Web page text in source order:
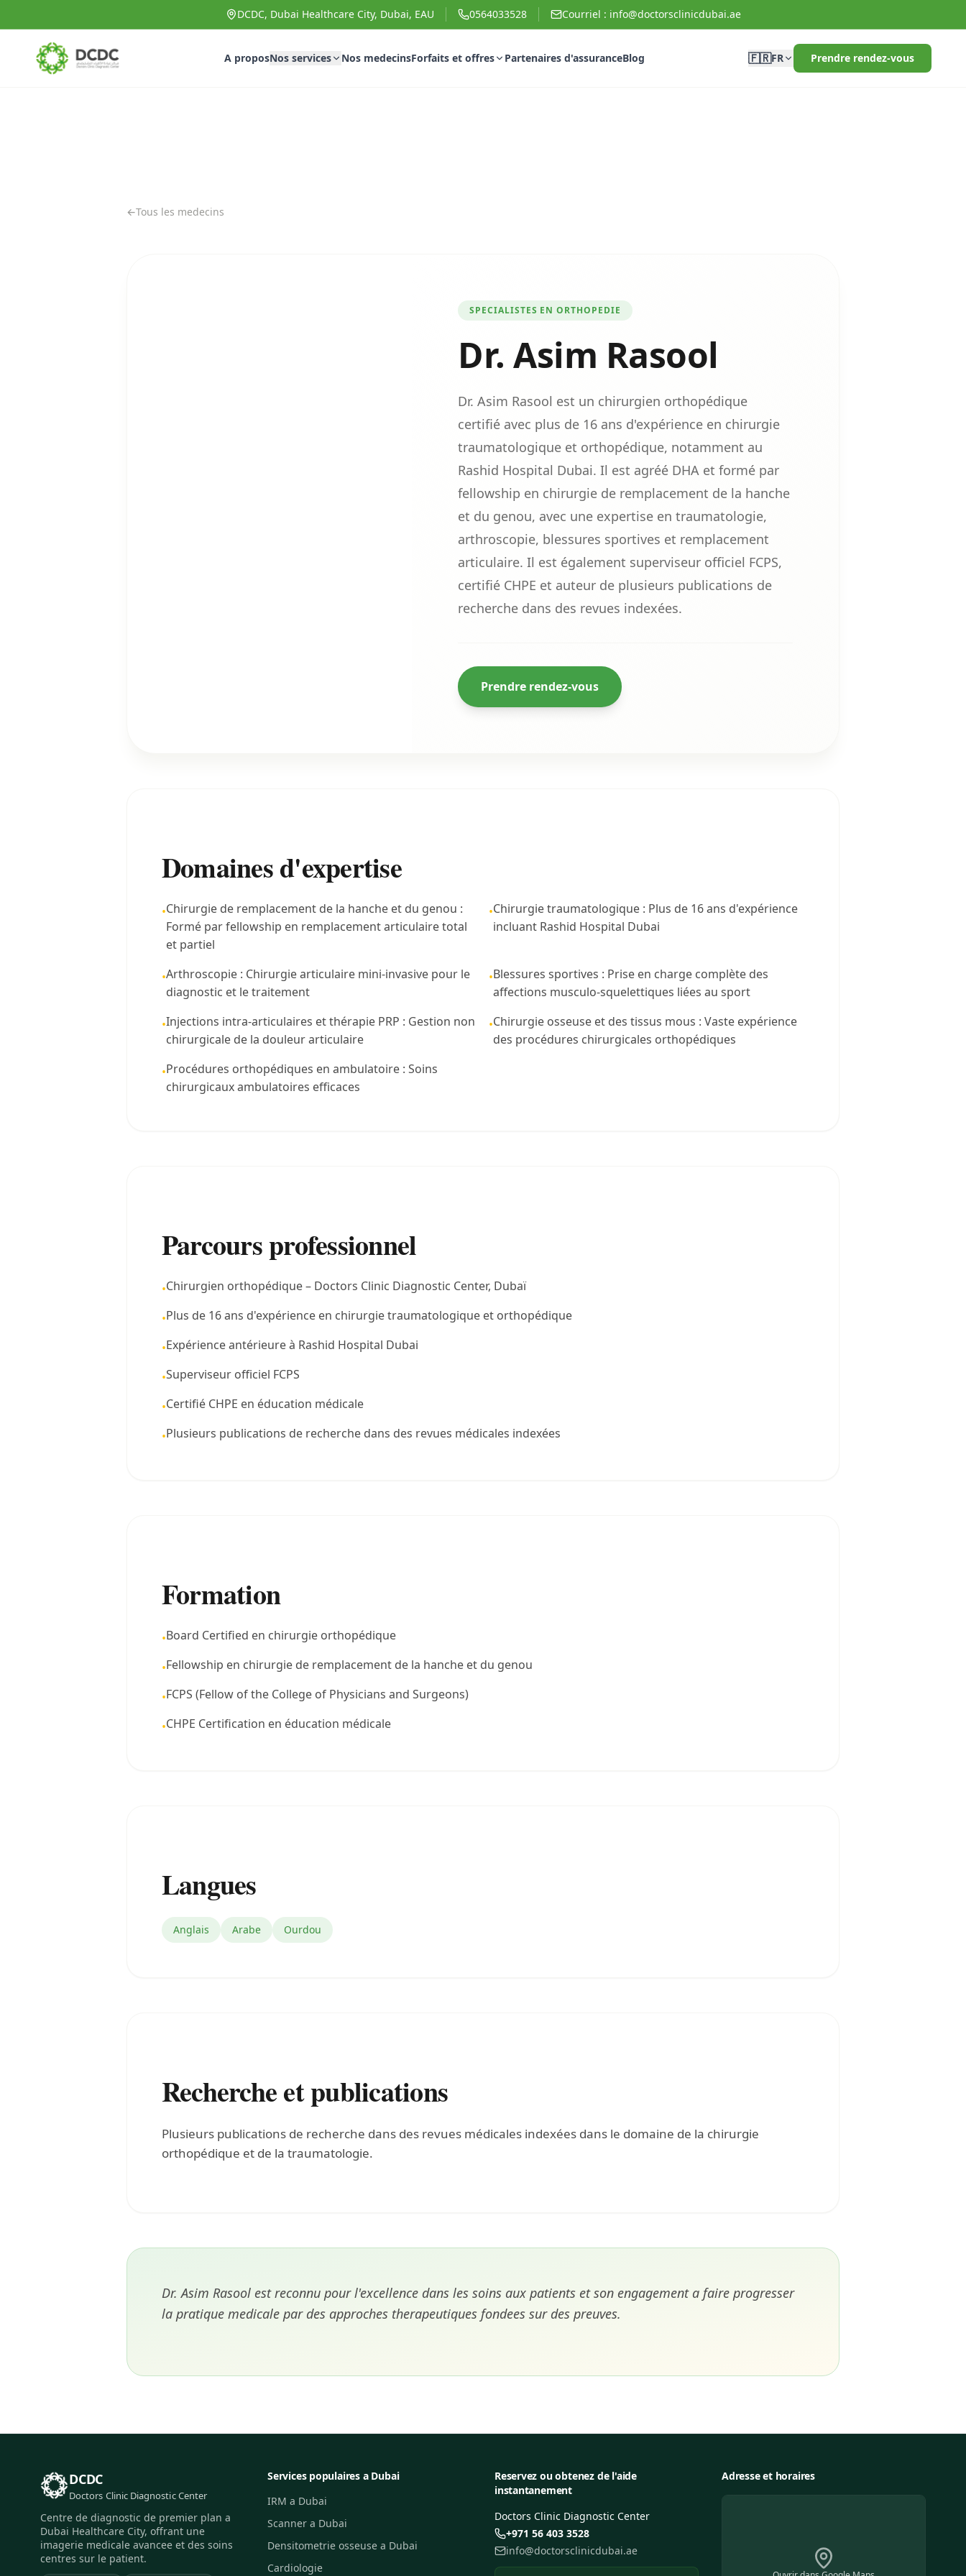
DCDC, Dubai Healthcare City, Dubai, EAU 0564033528 Courriel : info@doctorsclinicdubai.ae
A proposNos services Nos medecinsForfaits et offres Partenaires d'assuranceBlog 🇫🇷FR Prendre rendez-vous
←Tous les medecins
SPECIALISTES EN ORTHOPEDIE
Dr. Asim Rasool
Dr. Asim Rasool est un chirurgien orthopédique
certifié avec plus de 16 ans d'expérience en chirurgie
traumatologique et orthopédique, notamment au
Rashid Hospital Dubai. Il est agréé DHA et formé par
fellowship en chirurgie de remplacement de la hanche
et du genou, avec une expertise en traumatologie,
arthroscopie, blessures sportives et remplacement
articulaire. Il est également superviseur officiel FCPS,
certifié CHPE et auteur de plusieurs publications de
recherche dans des revues indexées.
Prendre rendez-vous
Domaines d'expertise
•Chirurgie de remplacement de la hanche et du genou :
Formé par fellowship en remplacement articulaire total
et partiel
•Chirurgie traumatologique : Plus de 16 ans d'expérience
incluant Rashid Hospital Dubai
•Arthroscopie : Chirurgie articulaire mini-invasive pour le
diagnostic et le traitement
•Blessures sportives : Prise en charge complète des
affections musculo-squelettiques liées au sport
•Injections intra-articulaires et thérapie PRP : Gestion non
chirurgicale de la douleur articulaire
•Chirurgie osseuse et des tissus mous : Vaste expérience
des procédures chirurgicales orthopédiques
•Procédures orthopédiques en ambulatoire : Soins
chirurgicaux ambulatoires efficaces
Parcours professionnel
•Chirurgien orthopédique – Doctors Clinic Diagnostic Center, Dubaï
•Plus de 16 ans d'expérience en chirurgie traumatologique et orthopédique
•Expérience antérieure à Rashid Hospital Dubai
•Superviseur officiel FCPS
•Certifié CHPE en éducation médicale
•Plusieurs publications de recherche dans des revues médicales indexées
Formation
•Board Certified en chirurgie orthopédique
•Fellowship en chirurgie de remplacement de la hanche et du genou
•FCPS (Fellow of the College of Physicians and Surgeons)
•CHPE Certification en éducation médicale
Langues
Anglais Arabe Ourdou
Recherche et publications
Plusieurs publications de recherche dans des revues médicales indexées dans le domaine de la chirurgie
orthopédique et de la traumatologie.
Dr. Asim Rasool est reconnu pour l'excellence dans les soins aux patients et son engagement a faire progresser
la pratique medicale par des approches therapeutiques fondees sur des preuves.
DCDC
Doctors Clinic Diagnostic Center
Centre de diagnostic de premier plan a
Dubai Healthcare City, offrant une
imagerie medicale avancee et des soins
centres sur le patient.
Services populaires a Dubai
IRM a Dubai
Scanner a Dubai
Densitometrie osseuse a Dubai
Cardiologie
Reservez ou obtenez de l'aide
instantanement
Doctors Clinic Diagnostic Center
+971 56 403 3528
info@doctorsclinicdubai.ae
Adresse et horaires